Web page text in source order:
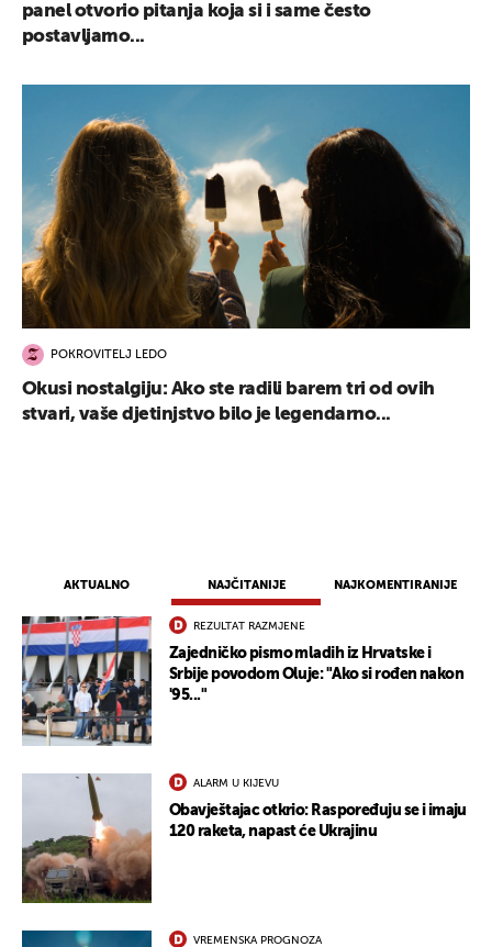
AKTUALNO NAJČITANIJE NAJKOMENTIRANIJE
REZULTAT RAZMJENE
Zajedničko pismo mladih iz Hrvatske i
Srbije povodom Oluje: "Ako si rođen nakon
'95..."
ALARM U KIJEVU
Obavještajac otkrio: Raspoređuju se i imaju
120 raketa, napast će Ukrajinu
VREMENSKA PROGNOZA
panel otvorio pitanja koja si i same često
postavljamo...
POKROVITELJ LEDO
Okusi nostalgiju: Ako ste radili barem tri od ovih
stvari, vaše djetinjstvo bilo je legendarno...
UKLJUČITE NOTIFIKACIJE